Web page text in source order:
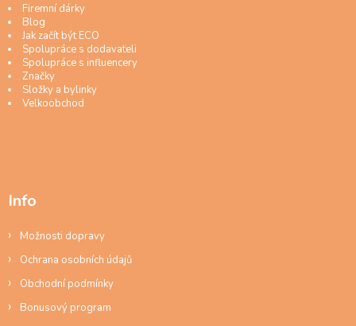
Firemní dárky
Blog
Jak začít být ECO
Spolupráce s dodavateli
Spolupráce s influencery
Značky
Složky a bylinky
Velkoobchod
Info
Možnosti dopravy
Ochrana osobních údajů
Obchodní podmínky
Bonusový program